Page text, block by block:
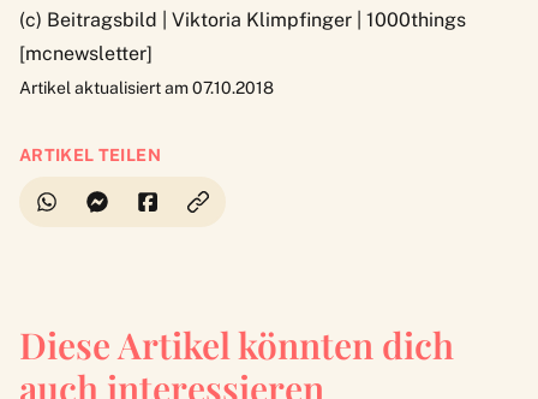
(c) Beitragsbild | Viktoria Klimpfinger | 1000things
[mcnewsletter]
Artikel aktualisiert am 07.10.2018
ARTIKEL TEILEN
Diese Artikel könnten dich
auch interessieren